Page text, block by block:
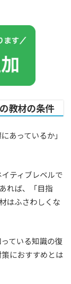
教材の条件
あっているか」
ティブレベルで
れば、「目指
はふさわしくな
ている知識の復
におすすめとは